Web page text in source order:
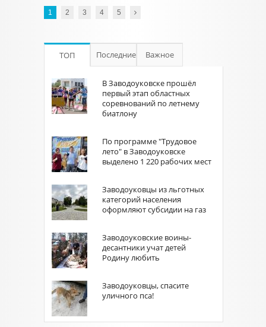
1 2 3 4 5
ТОП Последние Важное
В Заводоуковске прошёл
первый этап областных
соревнований по летнему
биатлону
По программе "Трудовое
лето" в Заводоуковске
выделено 1 220 рабочих мест
Заводоуковцы из льготных
категорий населения
оформляют субсидии на газ
Заводоуковские воины-
десантники учат детей
Родину любить
Заводоуковцы, спасите
уличного пса!